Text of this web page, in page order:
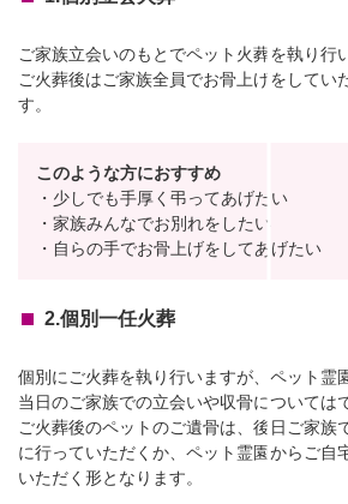
ご家族立会いのもとでペット火葬を執り行
ご火葬後はご家族全員でお骨上げをしてい
す。
このような方におすすめ
・少しでも手厚く弔ってあげたい
・家族みんなでお別れをしたい
・自らの手でお骨上げをしてあげたい
2.個別一任火葬
個別にご火葬を執り行いますが、ペット霊
当日のご家族での立会いや収骨については
ご火葬後のペットのご遺骨は、後日ご家族
に行っていただくか、ペット霊園からご自
いただく形となります。